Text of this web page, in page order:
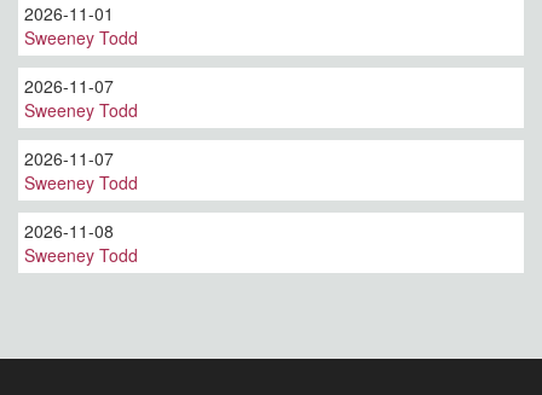
2026-11-01
Sweeney Todd
2026-11-07
Sweeney Todd
2026-11-07
Sweeney Todd
2026-11-08
Sweeney Todd